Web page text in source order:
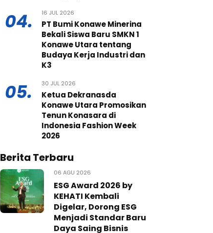
04. 16 JUL 2026
PT Bumi Konawe Minerina
Bekali Siswa Baru SMKN 1
Konawe Utara tentang
Budaya Kerja Industri dan
K3
05. 30 JUL 2026
Ketua Dekranasda
Konawe Utara Promosikan
Tenun Konasara di
Indonesia Fashion Week
2026
Berita Terbaru
06 AGU 2026
ESG Award 2026 by
KEHATI Kembali
Digelar, Dorong ESG
Menjadi Standar Baru
Daya Saing Bisnis